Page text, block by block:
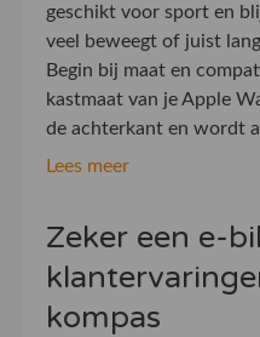
geschikt voor sport en
veel beweegt of juist
Begin bij maat en
kastmaat van je Apple
de achterkant en wordt
Lees meer
Zeker een e-
kompas